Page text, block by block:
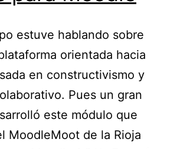
estuve hablando sobre
orientada hacia
en constructivismo y
Pues un gran
este módulo que
MoodleMoot de la Rioja